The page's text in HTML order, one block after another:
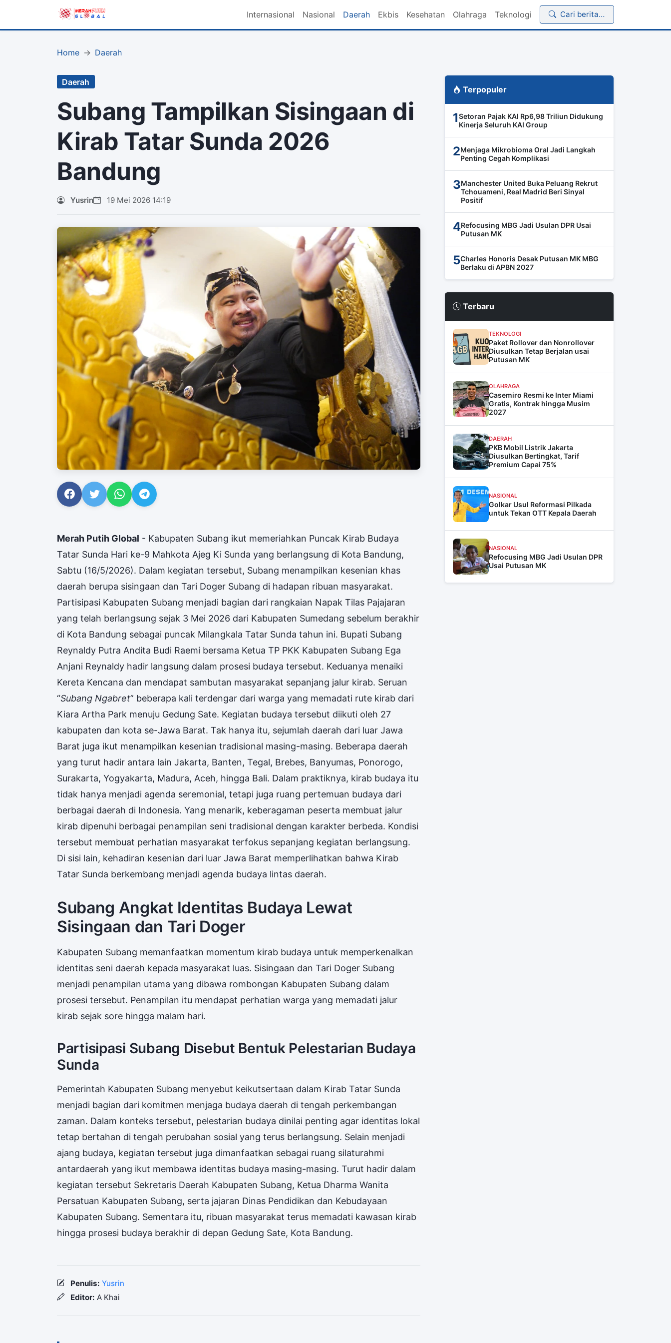
Internasional Nasional Daerah Ekbis Kesehatan Olahraga Teknologi Cari berita…
Home Daerah
Daerah
Subang Tampilkan Sisingaan di
Kirab Tatar Sunda 2026
Bandung
Yusrin 19 Mei 2026 14:19
Merah Putih Global - Kabupaten Subang ikut memeriahkan Puncak Kirab Budaya
Tatar Sunda Hari ke-9 Mahkota Ajeg Ki Sunda yang berlangsung di Kota Bandung,
Sabtu (16/5/2026). Dalam kegiatan tersebut, Subang menampilkan kesenian khas
daerah berupa sisingaan dan Tari Doger Subang di hadapan ribuan masyarakat.
Partisipasi Kabupaten Subang menjadi bagian dari rangkaian Napak Tilas Pajajaran
yang telah berlangsung sejak 3 Mei 2026 dari Kabupaten Sumedang sebelum berakhir
di Kota Bandung sebagai puncak Milangkala Tatar Sunda tahun ini. Bupati Subang
Reynaldy Putra Andita Budi Raemi bersama Ketua TP PKK Kabupaten Subang Ega
Anjani Reynaldy hadir langsung dalam prosesi budaya tersebut. Keduanya menaiki
Kereta Kencana dan mendapat sambutan masyarakat sepanjang jalur kirab. Seruan
“Subang Ngabret” beberapa kali terdengar dari warga yang memadati rute kirab dari
Kiara Artha Park menuju Gedung Sate. Kegiatan budaya tersebut diikuti oleh 27
kabupaten dan kota se-Jawa Barat. Tak hanya itu, sejumlah daerah dari luar Jawa
Barat juga ikut menampilkan kesenian tradisional masing-masing. Beberapa daerah
yang turut hadir antara lain Jakarta, Banten, Tegal, Brebes, Banyumas, Ponorogo,
Surakarta, Yogyakarta, Madura, Aceh, hingga Bali. Dalam praktiknya, kirab budaya itu
tidak hanya menjadi agenda seremonial, tetapi juga ruang pertemuan budaya dari
berbagai daerah di Indonesia. Yang menarik, keberagaman peserta membuat jalur
kirab dipenuhi berbagai penampilan seni tradisional dengan karakter berbeda. Kondisi
tersebut membuat perhatian masyarakat terfokus sepanjang kegiatan berlangsung.
Di sisi lain, kehadiran kesenian dari luar Jawa Barat memperlihatkan bahwa Kirab
Tatar Sunda berkembang menjadi agenda budaya lintas daerah.
Subang Angkat Identitas Budaya Lewat
Sisingaan dan Tari Doger
Kabupaten Subang memanfaatkan momentum kirab budaya untuk memperkenalkan
identitas seni daerah kepada masyarakat luas. Sisingaan dan Tari Doger Subang
menjadi penampilan utama yang dibawa rombongan Kabupaten Subang dalam
prosesi tersebut. Penampilan itu mendapat perhatian warga yang memadati jalur
kirab sejak sore hingga malam hari.
Partisipasi Subang Disebut Bentuk Pelestarian Budaya
Sunda
Pemerintah Kabupaten Subang menyebut keikutsertaan dalam Kirab Tatar Sunda
menjadi bagian dari komitmen menjaga budaya daerah di tengah perkembangan
zaman. Dalam konteks tersebut, pelestarian budaya dinilai penting agar identitas lokal
tetap bertahan di tengah perubahan sosial yang terus berlangsung. Selain menjadi
ajang budaya, kegiatan tersebut juga dimanfaatkan sebagai ruang silaturahmi
antardaerah yang ikut membawa identitas budaya masing-masing. Turut hadir dalam
kegiatan tersebut Sekretaris Daerah Kabupaten Subang, Ketua Dharma Wanita
Persatuan Kabupaten Subang, serta jajaran Dinas Pendidikan dan Kebudayaan
Kabupaten Subang. Sementara itu, ribuan masyarakat terus memadati kawasan kirab
hingga prosesi budaya berakhir di depan Gedung Sate, Kota Bandung.
Penulis: Yusrin
Editor: A Khai
Terpopuler
1Setoran Pajak KAI Rp6,98 Triliun Didukung
Kinerja Seluruh KAI Group
2Menjaga Mikrobioma Oral Jadi Langkah
Penting Cegah Komplikasi
3Manchester United Buka Peluang Rekrut
Tchouameni, Real Madrid Beri Sinyal
Positif
4Refocusing MBG Jadi Usulan DPR Usai
Putusan MK
5Charles Honoris Desak Putusan MK MBG
Berlaku di APBN 2027
Terbaru
TEKNOLOGI
Paket Rollover dan Nonrollover
Diusulkan Tetap Berjalan usai
Putusan MK
OLAHRAGA
Casemiro Resmi ke Inter Miami
Gratis, Kontrak hingga Musim
2027
DAERAH
PKB Mobil Listrik Jakarta
Diusulkan Bertingkat, Tarif
Premium Capai 75%
NASIONAL
Golkar Usul Reformasi Pilkada
untuk Tekan OTT Kepala Daerah
NASIONAL
Refocusing MBG Jadi Usulan DPR
Usai Putusan MK